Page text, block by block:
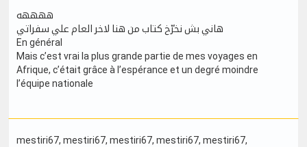
ههههه
هاني بش نخرّخ كتاب من هنا لاخر العام علي سفراتي
En général
Mais c’est vrai la plus grande partie de mes voyages en
Afrique, c’était grâce à l’espérance et un degré moindre
l’équipe nationale
mestiri67, mestiri67, mestiri67, mestiri67, mestiri67,